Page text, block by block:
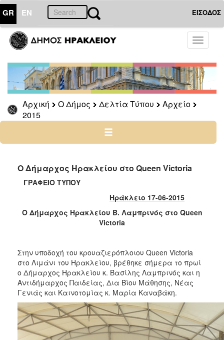
GR EN ΕΙΣΟΔΟΣ
Toggle
Αρχική Ο Δήμος Δελτία Τύπου
Αρχείο
2015
ΔΗΜΟΣ
Δελτία
Τύπου
Αρχείο
2026
2025
2022
2021
2019
2016
2015
2013
2012
2011
Ο Δήμαρχος Ηρακλείου στο Queen Victoria
ΓΡΑΦΕΙΟ ΤΥΠΟY
Ηράκλειο 17-06-2015
Ο Δήμαρχος Ηρακλείου Β. Λαμπρινός στο Queen
Victoria
Στην υποδοχή του κρουαζιερόπλοιου Queen Victoria
στο Λιμάνι του Ηρακλείου, βρέθηκε σήμερα το πρωί
ο Δήμαρχος Ηρακλείου κ. Βασίλης Λαμπρινός και η
Αντιδήμαρχος Παιδείας, Δια Βίου Μάθησης, Νέας
Γενιάς και Καινοτομίας κ. Μαρία Καναβάκη.